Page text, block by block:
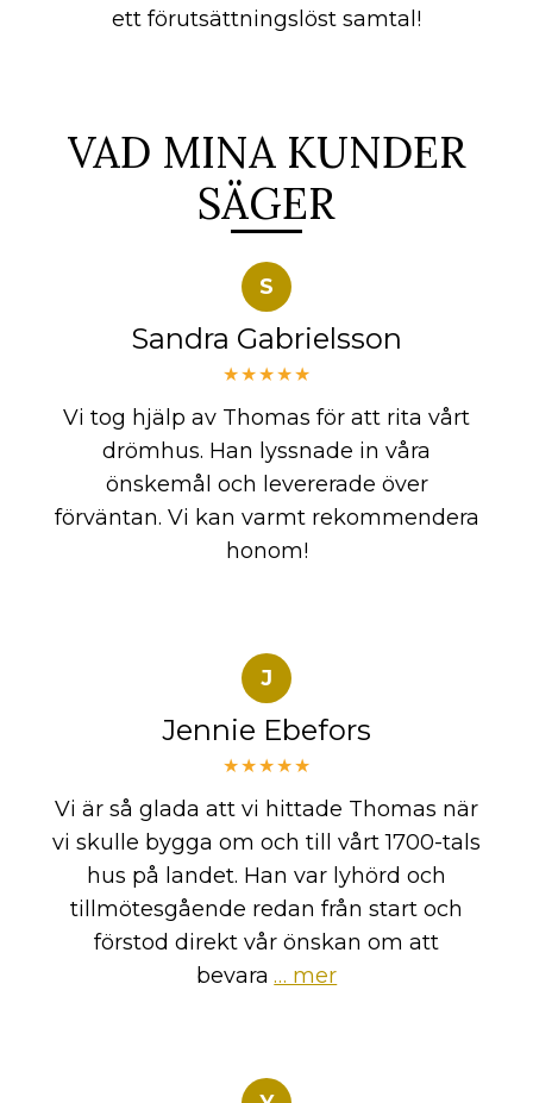
ett förutsättningslöst samtal!
VAD MINA KUNDER
SÄGER
S
Sandra Gabrielsson
★★★★★
Vi tog hjälp av Thomas för att rita vårt
drömhus. Han lyssnade in våra
önskemål och levererade över
förväntan. Vi kan varmt rekommendera
honom!
J
Jennie Ebefors
★★★★★
Vi är så glada att vi hittade Thomas när
vi skulle bygga om och till vårt 1700-tals
hus på landet. Han var lyhörd och
tillmötesgående redan från start och
förstod direkt vår önskan om att
bevara … mer